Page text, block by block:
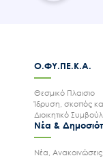
Ο.ΦΥ.ΠΕ.Κ.Α.
Θεσμικό Πλαισιο
Ίδρυση, σκοπός
Διοικητικό
Νέα &
Νέα,